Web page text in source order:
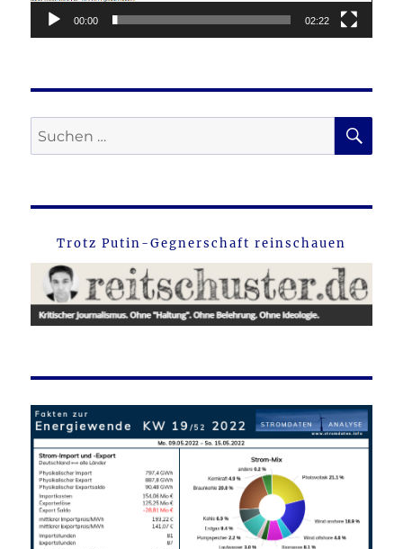
00:00 02:22
Suche
nach:
Trotz Putin-Gegnerschaft reinschauen